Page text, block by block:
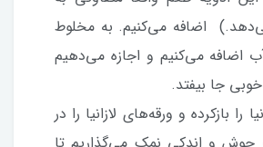
اضافه می‌کنیم. به مخلوط
اضافه می‌کنیم و اجازه می‌دهیم
جا بیفتد.
را بازکرده و ورقه‌های لازانیا را در